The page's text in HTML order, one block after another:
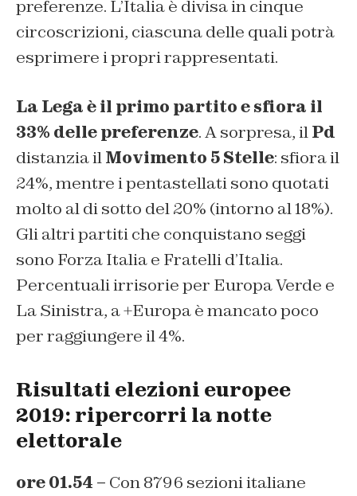
preferenze. L’Italia è divisa in cinque
circoscrizioni, ciascuna delle quali potrà
esprimere i propri rappresentati.
La Lega è il primo partito e sfiora il
33% delle preferenze. A sorpresa, ilPd
distanzia ilMovimento 5 Stelle: sfiora il
24%, mentre i pentastellati sono quotati
molto al di sotto del 20% (intorno al 18%).
Gli altri partiti che conquistano seggi
sono Forza Italia e Fratelli d’Italia.
Percentuali irrisorie per Europa Verde e
La Sinistra, a +Europa è mancato poco
per raggiungere il 4%.
Risultati elezioni europee
2019: ripercorri la notte
elettorale
ore 01.54 – Con 8796 sezioni italiane